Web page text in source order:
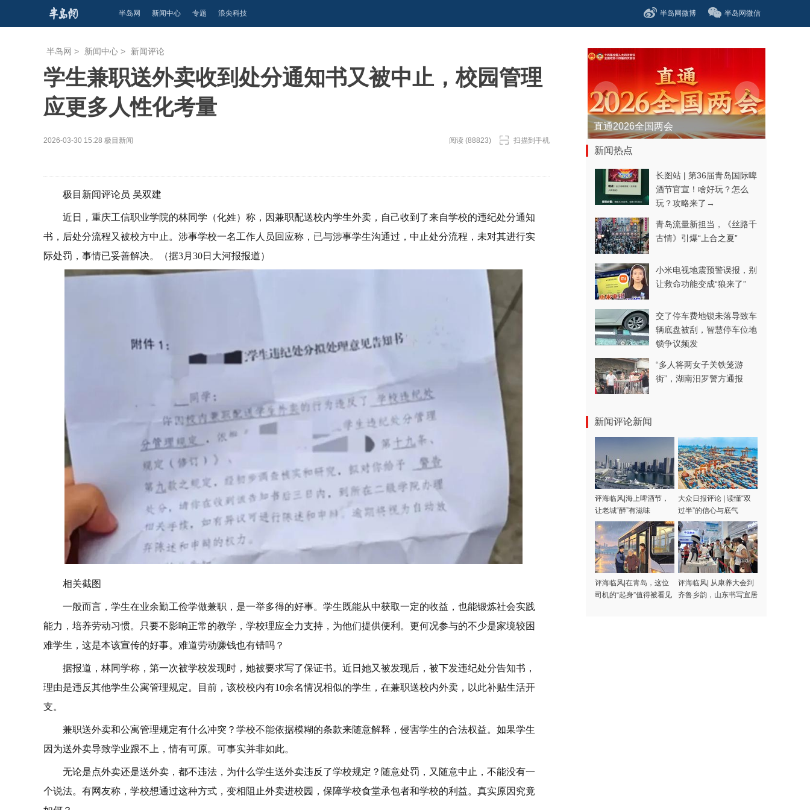
半岛网 新闻中心 专题 浪尖科技 半岛网微博 半岛网微信
半岛网 > 新闻中心 > 新闻评论
学生兼职送外卖收到处分通知书又被中止，校园管理
应更多人性化考量
2026-03-30 15:28 极目新闻 阅读 (88823) 扫描到手机
极目新闻评论员 吴双建
近日，重庆工信职业学院的林同学（化姓）称，因兼职配送校内学生外卖，自己收到了来自学校的违纪处分通知
书，后处分流程又被校方中止。涉事学校一名工作人员回应称，已与涉事学生沟通过，中止处分流程，未对其进行实
际处罚，事情已妥善解决。（据3月30日大河报报道）
相关截图
一般而言，学生在业余勤工俭学做兼职，是一举多得的好事。学生既能从中获取一定的收益，也能锻炼社会实践
能力，培养劳动习惯。只要不影响正常的教学，学校理应全力支持，为他们提供便利。更何况参与的不少是家境较困
难学生，这是本该宣传的好事。难道劳动赚钱也有错吗？
据报道，林同学称，第一次被学校发现时，她被要求写了保证书。近日她又被发现后，被下发违纪处分告知书，
理由是违反其他学生公寓管理规定。目前，该校校内有10余名情况相似的学生，在兼职送校内外卖，以此补贴生活开
支。
兼职送外卖和公寓管理规定有什么冲突？学校不能依据模糊的条款来随意解释，侵害学生的合法权益。如果学生
因为送外卖导致学业跟不上，情有可原。可事实并非如此。
无论是点外卖还是送外卖，都不违法，为什么学生送外卖违反了学校规定？随意处罚，又随意中止，不能没有一
个说法。有网友称，学校想通过这种方式，变相阻止外卖进校园，保障学校食堂承包者和学校的利益。真实原因究竟
2026新春走基层
新闻热点
长图站 | 第36届青岛国际啤
酒节官宣！啥好玩？怎么
玩？攻略来了→
青岛流量新担当，《丝路千
古情》引爆“上合之夏”
小米电视地震预警误报，别
让救命功能变成“狼来了”
交了停车费地锁未落导致车
辆底盘被刮，智慧停车位地
锁争议频发
“多人将两女子关铁笼游
街”，湖南汨罗警方通报
新闻评论新闻
评海临风|海上啤酒节，
让老城“醉”有滋味
大众日报评论 | 读懂“双
过半”的信心与底气
评海临风|在青岛，这位
司机的“起身”值得被看见
评海临风| 从康养大会到
齐鲁乡韵，山东书写宜居